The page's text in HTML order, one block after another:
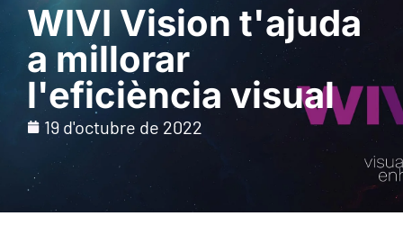
WIVI Vision t'ajuda
a millorar
l'eficiència visual
19 d'octubre de 2022